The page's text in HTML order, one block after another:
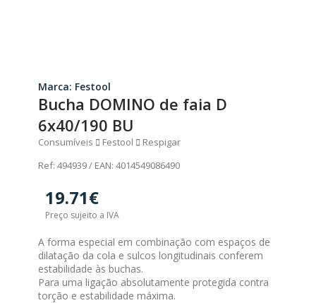
Marca: Festool
Bucha DOMINO de faia D
6x40/190 BU
Consumíveis Festool
Respigar
Ref: 494939 / EAN: 4014549086490
19.71€
Preço sujeito a IVA
A forma especial em combinação com espaços de
dilatação da cola e sulcos longitudinais conferem
estabilidade às buchas.
Para uma ligação absolutamente protegida contra
torção e estabilidade máxima.